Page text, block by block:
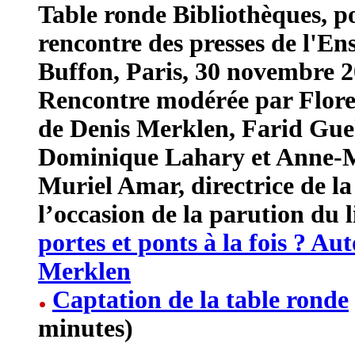
Table ronde Bibliothèques,
rencontre des presses de
Buffon, Paris, 30 novembre
Rencontre modérée par
de Denis Merklen, Farid
Dominique Lahary et Anne-
Muriel Amar, directrice de
l’occasion de la parution
portes et ponts à la fois ?
Merklen
Captation de la table ronde
minutes)